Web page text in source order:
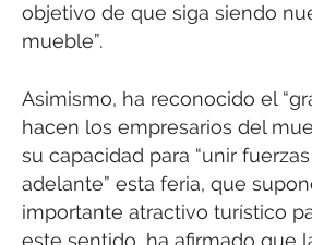
objetivo de que siga siendo
mueble”.
Asimismo, ha reconocido el
hacen los empresarios del
su capacidad para “unir
adelante” esta feria, que
importante atractivo turístico
este sentido, ha afirmado que